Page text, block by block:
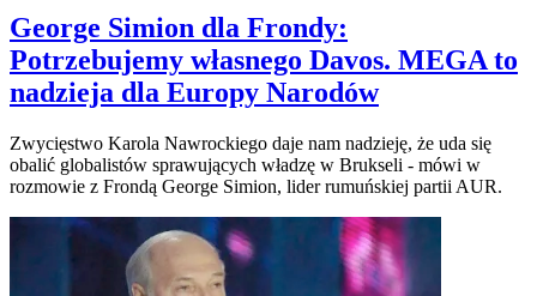
George Simion dla Frondy:
Potrzebujemy własnego Davos. MEGA to
nadzieja dla Europy Narodów
Zwycięstwo Karola Nawrockiego daje nam nadzieję, że uda się
obalić globalistów sprawujących władzę w Brukseli - mówi w
rozmowie z Frondą George Simion, lider rumuńskiej partii AUR.